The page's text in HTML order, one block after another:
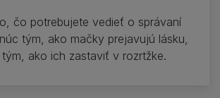
čo potrebujete vedieť o správaní
tým, ako mačky prejavujú lásku,
ako ich zastaviť v rozrtžke.